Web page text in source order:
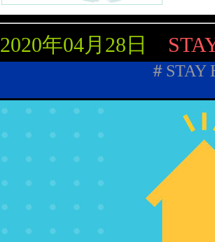
2020年04月28日
＃STAY